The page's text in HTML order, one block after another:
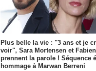
Plus belle la vie : "3 ans et je
voir", Sara Mortensen et
prennent la parole ! Séquence
hommage à Marwan Berreni